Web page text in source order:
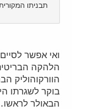
תבניתו
ואי אפשר
הלהקה
הוורקוהוליק
בוקר לשגרתו
הבאולר